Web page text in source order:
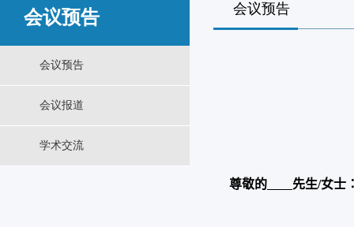
会议预告
会议预告
会议报道
学术交流
会议预告
尊敬的 先生/女士